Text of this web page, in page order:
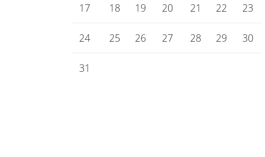
17 18 19 20 21 22 23
24 25 26 27 28 29 30
31